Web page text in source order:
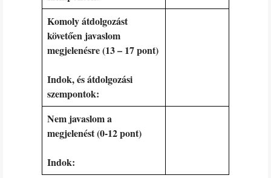
Komoly átdolgozást
követően javaslom
megjelenésre (13 – 17 pont)
Indok, és átdolgozási
szempontok:
Nem javaslom a
megjelenést (0-12 pont)
Indok: